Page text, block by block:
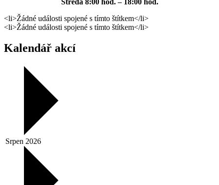
<li>Žádné události spojené s tímto štítkem</li>
<li>Žádné události spojené s tímto štítkem</li>
Kalendář akcí
Srpen 2026